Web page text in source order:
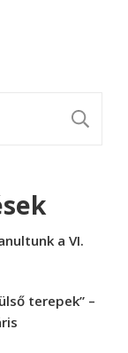
a VI.
terepek” –